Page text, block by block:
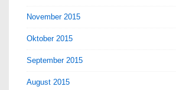
November 2015
Oktober 2015
September 2015
August 2015